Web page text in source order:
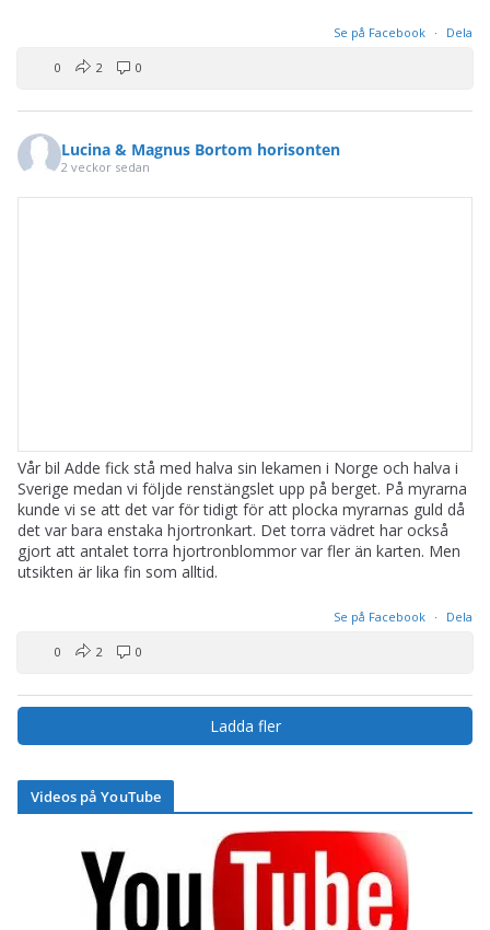
Se på Facebook · Dela
0 2 0
Lucina & Magnus Bortom horisonten
2 veckor sedan
Vår bil Adde fick stå med halva sin lekamen i Norge och halva i
Sverige medan vi följde renstängslet upp på berget. På myrarna
kunde vi se att det var för tidigt för att plocka myrarnas guld då
det var bara enstaka hjortronkart. Det torra vädret har också
gjort att antalet torra hjortronblommor var fler än karten. Men
utsikten är lika fin som alltid.
Se på Facebook · Dela
0 2 0
Ladda fler
Videos på YouTube